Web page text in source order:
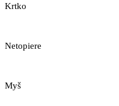
Krtko
Netopiere
Myš